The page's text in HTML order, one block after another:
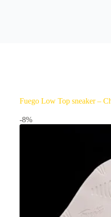
Fuego Low Top sneaker –
-8%